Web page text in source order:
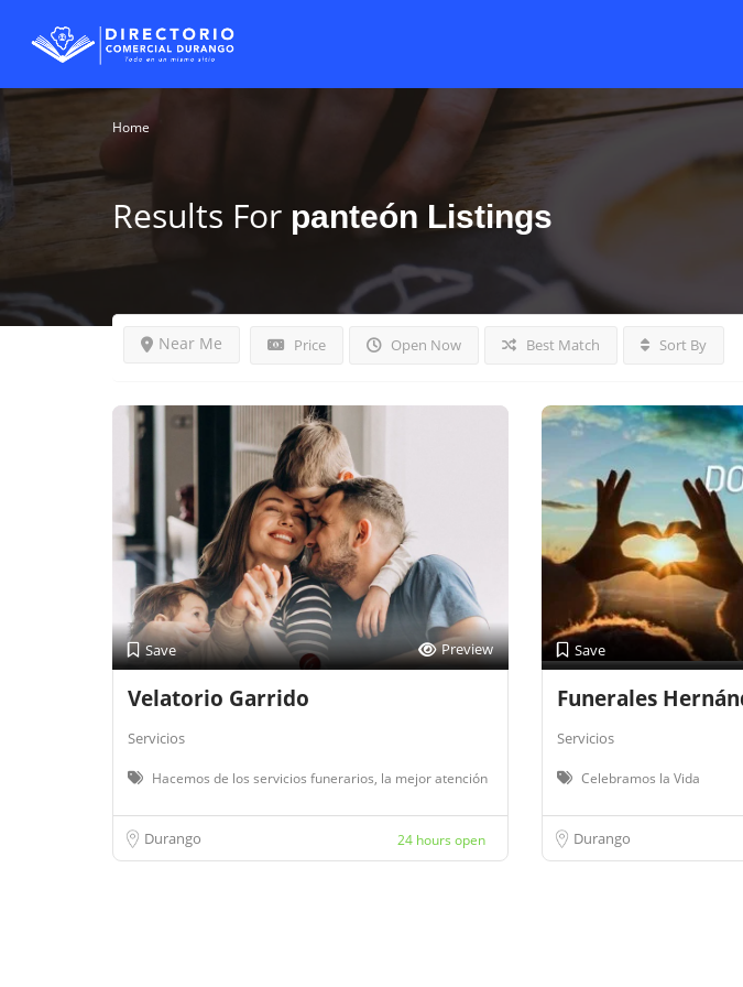
Home
Results For panteón Listings
Price Open Now
Near Me Best Match Sort By
Save Preview
Velatorio Garrido
Servicios
Hacemos de los servicios funerarios, la mejor atención
Durango 24 hours open
Save
Funerales
Servicios
Celebramos la Vida
Durango